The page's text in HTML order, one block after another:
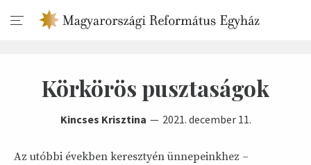
Körkörös pusztaságok
Kincses Krisztina 2021. december 11.
Az utóbbi években keresztyén ünnepeinkhez –